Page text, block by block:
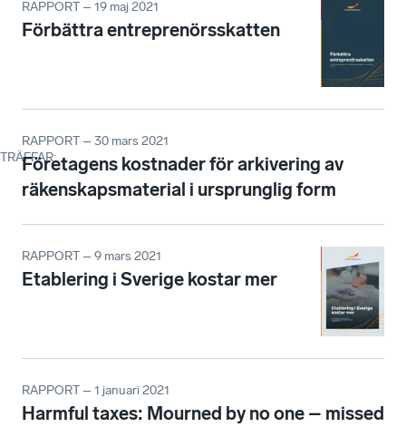
TRÄFFAR:
RAPPORT – 19 maj 2021
Förbättra entreprenörsskatten
RAPPORT – 30 mars 2021
Företagens kostnader för arkivering av
räkenskapsmaterial i ursprunglig form
RAPPORT – 9 mars 2021
Etablering i Sverige kostar mer
RAPPORT – 1 januari 2021
Harmful taxes: Mourned by no one – missed